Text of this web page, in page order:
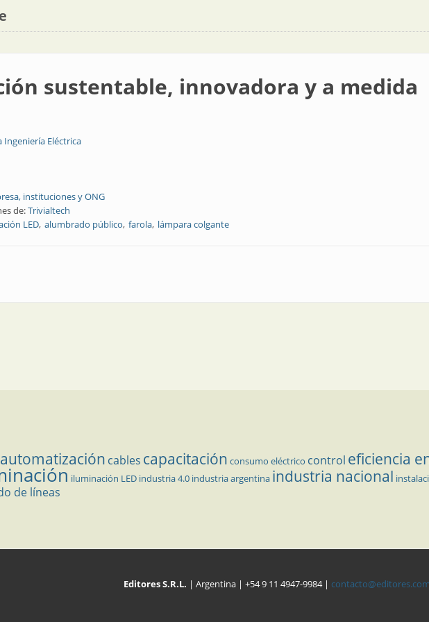
sustentable, innovadora y a medida
Ingeniería Eléctrica
instituciones y ONG
de:Trivialtech
LED alumbrado público farola lámpara colgante
sustentable, innovadora y a medida
automatización cables capacitación consumo eléctrico control eficiencia
iluminación LED industria 4.0 industria argentina industria nacional
de líneas
Editores S.R.L. | Argentina | +54 9 11 4947-9984 |